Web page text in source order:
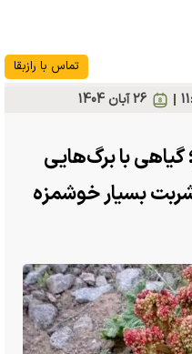
تماس با رازبقا
26 آبان 1404
با برگ‌هایی
بسیار خوشمزه